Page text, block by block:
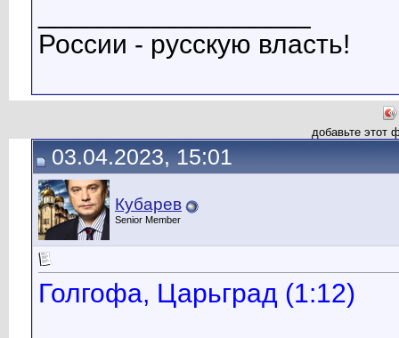
России - русскую власть!
добавьте этот
03.04.2023, 15:01
Кубарев
Senior Member
Голгофа, Царьград (1:12)